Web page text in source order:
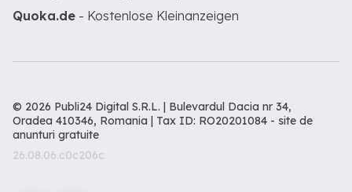
Quoka.de - Kostenlose Kleinanzeigen
© 2026 Publi24 Digital S.R.L. | Bulevardul Dacia nr 34,
Oradea 410346, Romania | Tax ID: RO20201084 - site de
anunturi gratuite
26.08.06.c0c206c